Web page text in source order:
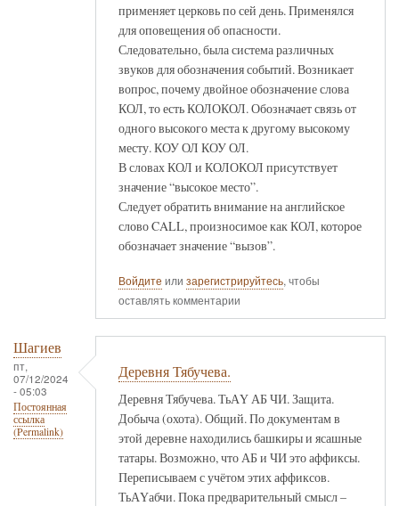
применяет церковь по сей день. Применялся
для оповещения об опасности.
Следовательно, была система различных
звуков для обозначения событий. Возникает
вопрос, почему двойное обозначение слова
КОЛ, то есть КОЛОКОЛ. Обозначает связь от
одного высокого места к другому высокому
месту. КОУ ОЛ КОУ ОЛ.
В словах КОЛ и КОЛОКОЛ присутствует
значение “высокое место”.
Следует обратить внимание на английское
слово CALL, произносимое как КОЛ, которое
обозначает значение “вызов”.
Войдите или зарегистрируйтесь, чтобы
оставлять комментарии
Шагиев
пт,
07/12/2024
- 05:03
Постоянная
ссылка
(Permalink)
Деревня Тябучева.
Деревня Тябучева. ТьАҮ АБ ЧИ. Защита.
Добыча (охота). Общий. По документам в
этой деревне находились башкиры и ясашные
татары. Возможно, что АБ и ЧИ это аффиксы.
Переписываем с учётом этих аффиксов.
ТьАҮабчи. Пока предварительный смысл –